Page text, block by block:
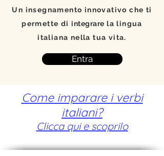
Un insegnamento innovativo che ti
permette diintegrare la lingua
italiana nella tua vita.
Entra
Come imparare i verbi
italiani?
Clicca qui e scoprilo